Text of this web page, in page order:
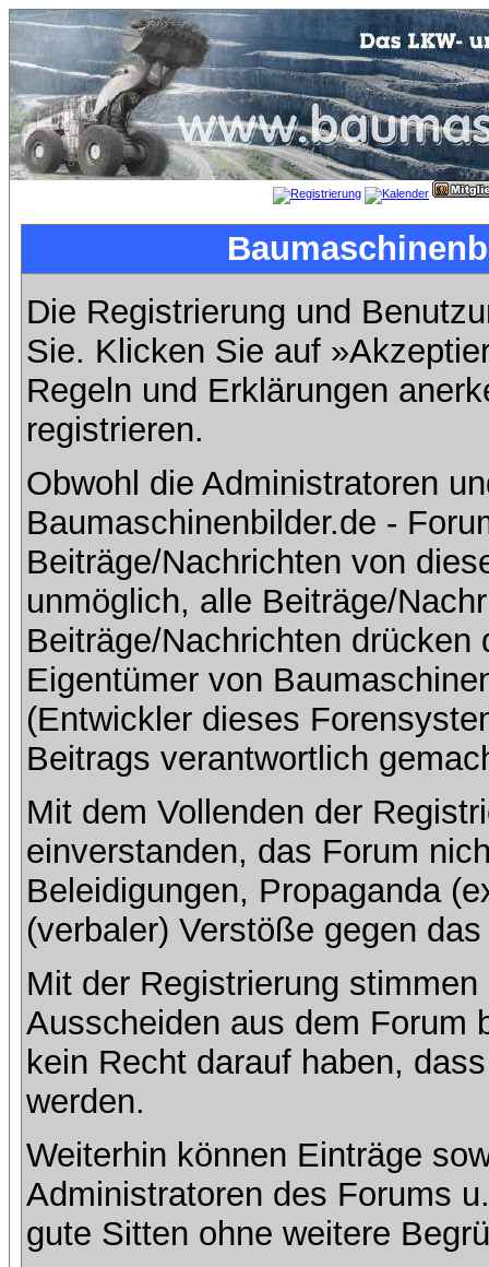
Die Registrierung und
Sie. Klicken Sie auf
Regeln und Erklärungen
registrieren.
Obwohl die Administratoren
Baumaschinenbilder.de -
Beiträge/Nachrichten von
unmöglich, alle Beiträge/
Beiträge/Nachrichten
Eigentümer von
(Entwickler dieses
Beitrags verantwortlich
Mit dem Vollenden der
einverstanden, das Forum
Beleidigungen, Propaganda
(verbaler) Verstöße gegen
Mit der Registrierung
Ausscheiden aus dem Forum
kein Recht darauf haben,
werden.
Weiterhin können Einträge
Administratoren des Forums
gute Sitten ohne weitere